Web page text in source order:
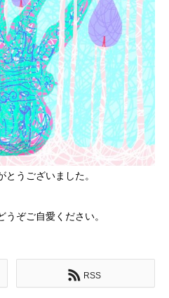
うございました。
ぞご自愛ください。
RSS